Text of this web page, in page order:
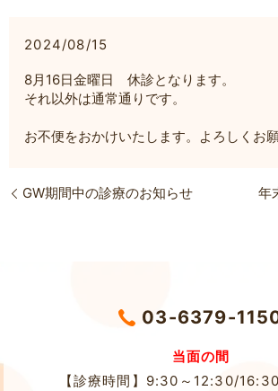
2024/08/15
8月16日金曜日 休診となります。
それ以外は通常通りです。
お不便をおかけいたします。よろしくお願
GW期間中の診療のお知らせ 年
03-6379-
当面の間
【診療時間】9:30～12:30/